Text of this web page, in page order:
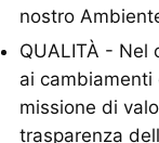
nostro
QUALITÀ - Nel
ai
missione di
trasparenza